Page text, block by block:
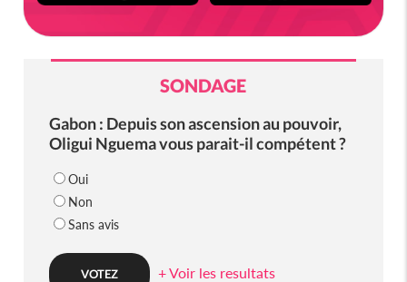
SONDAGE
Gabon : Depuis son ascension au pouvoir,
Oligui Nguema vous parait-il compétent ?
Oui
Non
Sans avis
+ Voir les resultats